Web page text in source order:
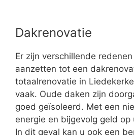
Dakrenovatie
Er zijn verschillende
aanzetten tot een
totaalrenovatie in
vaak. Oude daken zijn
goed geïsoleerd. Met een
energie en bijgevolg geld
In dit geval kan u ook een